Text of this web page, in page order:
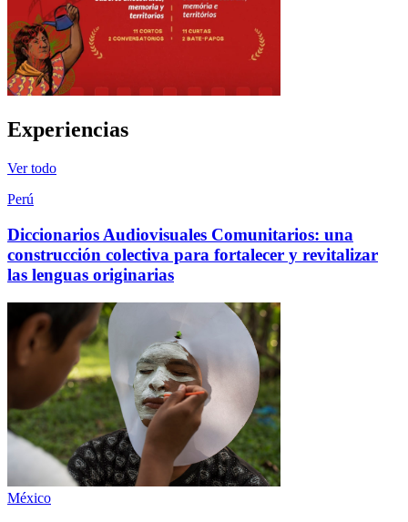
Experiencias
Ver todo
Perú
Diccionarios Audiovisuales Comunitarios: una
construcción colectiva para fortalecer y revitalizar
las lenguas originarias
México